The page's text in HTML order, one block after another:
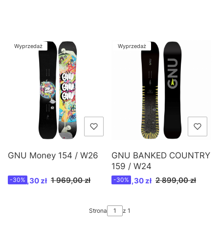
Lista produktów
Wyprzedaż
GNU Money 154 / W26
Cena promocyjna
1 378,30 zł 1 969,00 zł
-30%
Wyprzedaż
GNU BANKED COUNTRY
159 / W24
Cena promocyjna
2 029,30 zł 2 899,00 zł
-30%
Strona z 1